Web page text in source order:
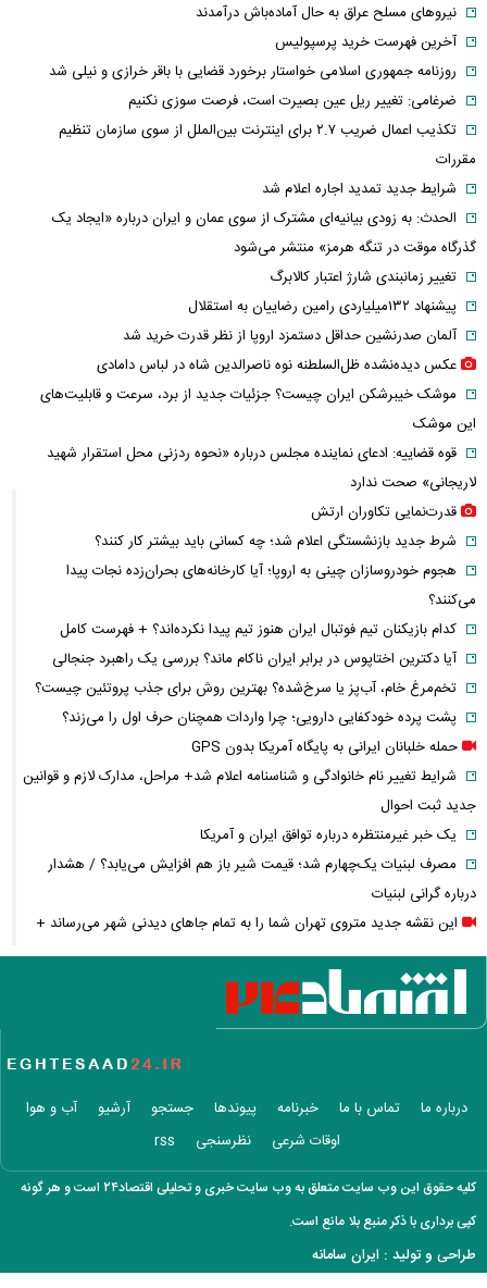
نیروهای مسلح عراق به حال آماده‌باش درآمدند
آخرین فهرست خرید پرسپولیس
روزنامه جمهوری اسلامی خواستار برخورد قضایی با باقر خرازی و نیلی شد
ضرغامی: تغییر ریل عین بصیرت است، فرصت سوزی نکنیم
تکذیب اعمال ضریب ۲.۷ برای اینترنت بین‌الملل از سوی سازمان تنظیم
مقررات
شرایط جدید تمدید اجاره اعلام شد
الحدث: به زودی بیانیه‌ای مشترک از سوی عمان و ایران درباره «ایجاد یک
گذرگاه موقت در تنگه هرمز» منتشر می‌شود
تغییر زمانبندی‌ شارژ اعتبار کالابرگ
پیشنهاد ۱۳۲میلیاردی رامین رضاییان به استقلال
آلمان صدرنشین حداقل دستمزد اروپا از نظر قدرت خرید شد
عکس دیده‌نشده ظل‌السلطنه نوه ناصرالدین شاه در لباس دامادی
موشک خیبرشکن ایران چیست؟ جزئیات جدید از برد، سرعت و قابلیت‌های
این موشک
قوه قضاییه: ادعای نماینده مجلس درباره «نحوه ردزنی محل استقرار شهید
لاریجانی» صحت ندارد
قدرت‌نمایی تکاوران ارتش
شرط جدید بازنشستگی اعلام شد؛ چه کسانی باید بیشتر کار کنند؟
هجوم خودروسازان چینی به اروپا؛ آیا کارخانه‌های بحران‌زده نجات پیدا
می‌کنند؟
کدام بازیکنان تیم فوتبال ایران هنوز تیم پیدا نکرده‌اند؟ + فهرست کامل
آیا دکترین اختاپوس در برابر ایران ناکام ماند؟ بررسی یک راهبرد جنجالی
تخم‌مرغ خام، آب‌پز یا سرخ‌شده؟ بهترین روش برای جذب پروتئین چیست؟
پشت پرده خودکفایی دارویی؛ چرا واردات همچنان حرف اول را می‌زند؟
حمله خلبانان ایرانی به پایگاه آمریکا بدون GPS
شرایط تغییر نام خانوادگی و شناسنامه اعلام شد+ مراحل، مدارک لازم و قوانین
جدید ثبت احوال
یک خبر غیرمنتظره درباره توافق ایران و آمریکا
مصرف لبنیات یک‌چهارم شد؛ قیمت شیر باز هم افزایش می‌یابد؟ / هشدار
درباره گرانی لبنیات
این نقشه جدید متروی تهران شما را به تمام جاهای دیدنی شهر می‌رساند +
ویدئو
قیمت انواع دستگاه ماینر + جدول
خبر مهم سردار ابن‌الرضا درباره جنگ ایران و آمریکا: به‌زودی خواهند فهمید
زمان پرداخت معوقات فروردین و اردیبهشت بازنشستگان اعلام شد؟
واردات خودرو از منطقه آزاد تهران؛ مناظره داغی که بازار خودرو را تحت تأثیر
حقوق ۲۷۷۱ یورویی برای کارگران؛ کدام کشور رکورددار حداقل دستمزد شد؟
نگاهی به آخرین وضعیت تنگه هرمز
نمی‌گیرند؟
درباره ما تماس با ما خبرنامه پیوندها جستجو آرشیو
آب و هوا
اوقات شرعی
نظرسنجی rss
کلیه حقوق این وب سایت متعلق به وب سایت خبری و تحلیلی اقتصاد۲۴ است و هر گونه
کپی برداری با ذکر منبع بلا مانع است.
طراحی و تولید : ایران سامانه